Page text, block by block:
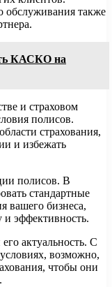
обслуживания также
КАСКО на
и страховом
полисов.
страхования,
и избежать
полисов. В
стандартные
вашего бизнеса,
эффективность.
актуальность. С
возможно,
чтобы они